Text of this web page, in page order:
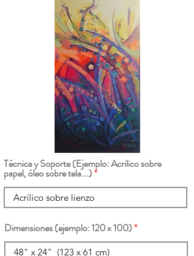
Técnica y Soporte (Ejemplo: Acrilico sobre
papel, óleo sobre tela...)
Dimensiones (ejemplo: 120 x 100)